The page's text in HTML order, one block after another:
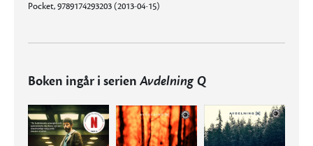
Pocket, 9789174293203 (2013-04-15)
Boken ingår i serien Avdelning Q